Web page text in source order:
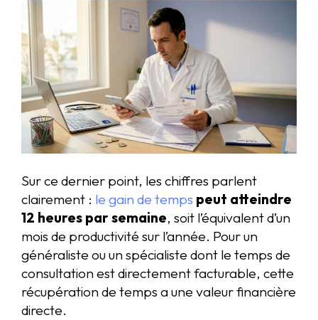
Sur ce dernier point, les chiffres parlent
clairement : le gain de temps peut atteindre
12 heures par semaine, soit l’équivalent d’un
mois de productivité sur l’année. Pour un
généraliste ou un spécialiste dont le temps de
consultation est directement facturable, cette
récupération de temps a une valeur financière
directe.